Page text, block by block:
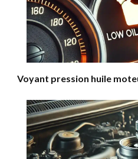
Voyant pression huile